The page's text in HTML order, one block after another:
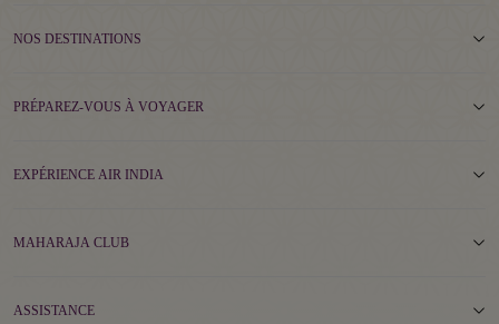
NOS DESTINATIONS
PRÉPAREZ-VOUS À VOYAGER
EXPÉRIENCE AIR INDIA
MAHARAJA CLUB
ASSISTANCE